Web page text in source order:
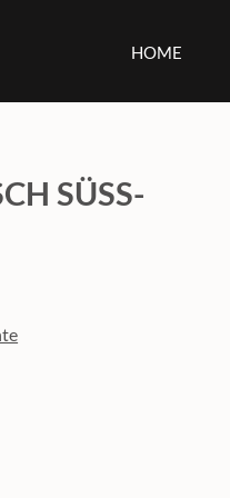
HOME
SÜSS-